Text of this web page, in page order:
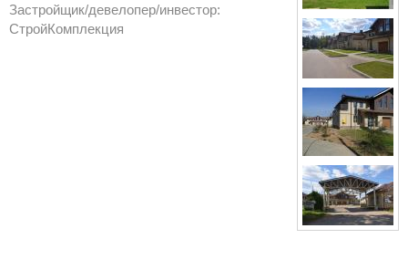
Застройщик/девелопер/инвестор:
СтройКомплекция